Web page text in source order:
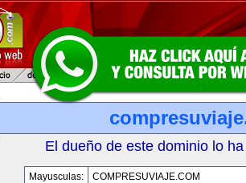
El dueño de este dominio lo
Mayusculas:
COMPRESUVIAJE.COM